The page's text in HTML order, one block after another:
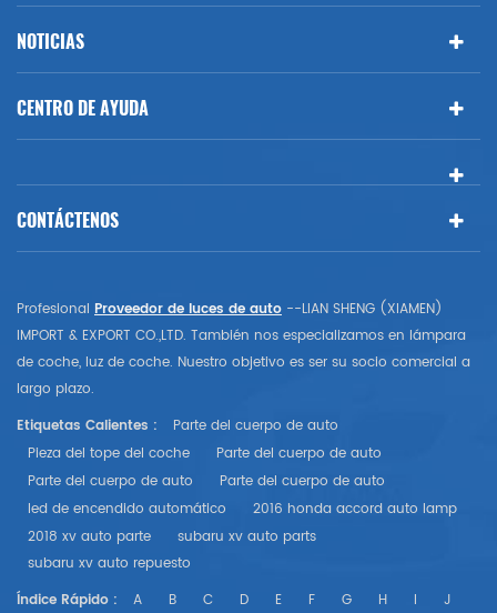
NOTICIAS
CENTRO DE AYUDA
CONTÁCTENOS
Profesional Proveedor de luces de auto --LIAN SHENG (XIAMEN)
IMPORT & EXPORT CO.,LTD. También nos especializamos en lámpara
de coche, luz de coche. Nuestro objetivo es ser su socio comercial a
largo plazo.
Etiquetas Calientes :
Parte del cuerpo de auto
Pieza del tope del coche
Parte del cuerpo de auto
Parte del cuerpo de auto
Parte del cuerpo de auto
led de encendido automático
2016 honda accord auto lamp
2018 xv auto parte
subaru xv auto parts
subaru xv auto repuesto
Índice Rápido :
A B C D E F G H I J